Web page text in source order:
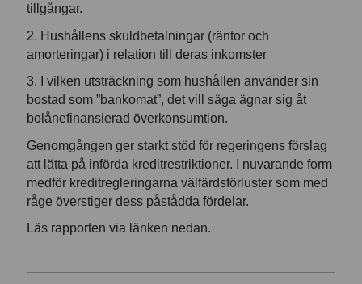
tillgångar.
2. Hushållens skuldbetalningar (räntor och
amorteringar) i relation till deras inkomster
3. I vilken utsträckning som hushållen använder sin
bostad som ”bankomat”, det vill säga ägnar sig åt
bolånefinansierad överkonsumtion.
Genomgången ger starkt stöd för regeringens förslag
att lätta på införda kreditrestriktioner. I nuvarande form
medför kreditregleringarna välfärdsförluster som med
råge överstiger dess påstådda fördelar.
Läs rapporten via länken nedan.